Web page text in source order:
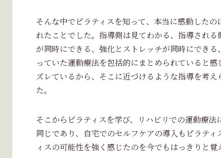
そんな中でピラティスを知って、本当に感動した
れたことでした。指導側は見てわかる、指導され
が同時にできる、強化とストレッチが同時にでき
っていた運動療法を包括的にまとめられていると
ズレているから、そこに近づけるような指導を考
た。
そこからピラティスを学び、リハビリでの運動療
同じであり、自宅でのセルフケアの導入もピラテ
ィスの可能性を強く感じたのを今でもはっきりと覚